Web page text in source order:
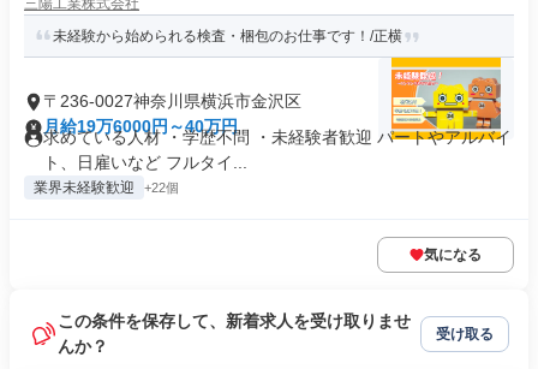
三陽工業株式会社
未経験から始められる検査・梱包のお仕事です！/正横
〒236-0027神奈川県横浜市金沢区
月給19万6000円～40万円
求めている人材 ・学歴不問 ・未経験者歓迎 パートやアルバイ
ト、日雇いなど フルタイ...
業界未経験歓迎 +22個
気になる
この条件を保存して、新着求人を受け取りませ
んか？
受け取る